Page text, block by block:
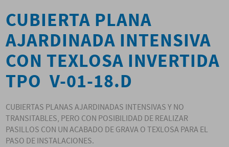
CUBIERTA PLANA
AJARDINADA INTENSIVA
CON TEXLOSA INVERTIDA
TPO V-01-18.D
CUBIERTAS PLANAS AJARDINADAS INTENSIVAS Y NO
TRANSITABLES, PERO CON POSIBILIDAD DE REALIZAR
PASILLOS CON UN ACABADO DE GRAVA O TEXLOSA PARA EL
PASO DE INSTALACIONES.